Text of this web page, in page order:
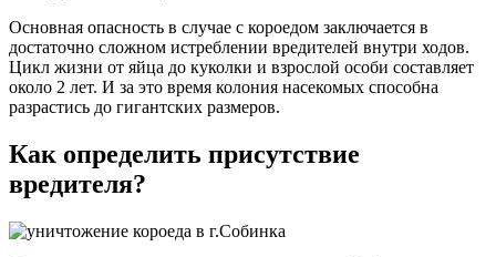
Основная опасность в случае с короедом заключается в
достаточно сложном истреблении вредителей внутри ходов.
Цикл жизни от яйца до куколки и взрослой особи составляет
около 2 лет. И за это время колония насекомых способна
разрастись до гигантских размеров.
Как определить присутствие
вредителя?